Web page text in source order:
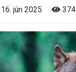
16. jún 2025 374